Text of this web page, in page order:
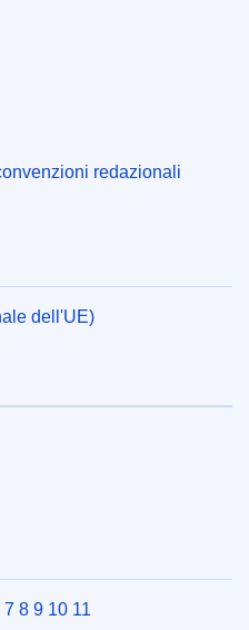
redazionali
dell'UE)
8 9 10 11